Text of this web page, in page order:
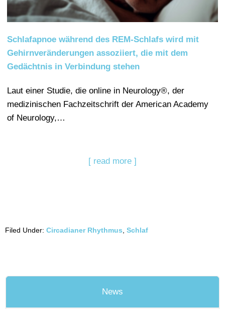
Schlafapnoe während des REM-Schlafs wird mit
Gehirnveränderungen assoziiert, die mit dem
Gedächtnis in Verbindung stehen
Laut einer Studie, die online in Neurology®, der
medizinischen Fachzeitschrift der American Academy
of Neurology,…
[ read more ]
Filed Under: Circadianer Rhythmus Schlaf
News